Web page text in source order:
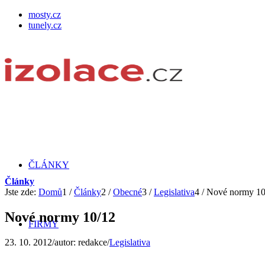
mosty.cz
tunely.cz
ČLÁNKY
FIRMY
Články
Jste zde: Domů1 / Články2 / Obecné3 / Legislativa4 / Nové normy
Nové normy 10/12
23. 10. 2012/autor: redakce/Legislativa